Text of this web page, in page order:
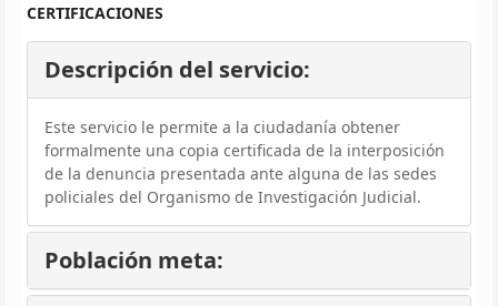
CERTIFICACIONES
Descripción del servicio:
Este servicio le permite a la ciudadanía obtener
formalmente una copia certificada de la interposición
de la denuncia presentada ante alguna de las sedes
policiales del Organismo de Investigación Judicial.
Población meta: